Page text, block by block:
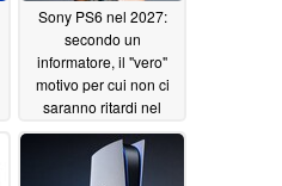
Sony PS6 nel 2027:
secondo un
informatore, il "vero"
motivo per cui non ci
saranno ritardi nel
lancio della PS6 non
ha nulla a che vedere
con i prezzi della RAM